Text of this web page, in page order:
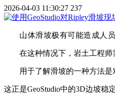
2026-04-03 11:30:27 237
山体滑坡极有可能造成人
在这种情况下，岩土工程师
用于了解滑坡的一种方法
这正是GeoStudio中的3D边坡稳